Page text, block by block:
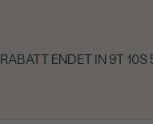
ENDET IN 9T 10S